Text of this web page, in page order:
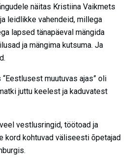
näitas Kristiina Vaikmets
leidlikke vahendeid, millega
lapsed tänapäeval mängida
ja mängima kutsuma. Ja
muutuvas ajas” oli
juttu keelest ja kaduvatest
vestlusringid, töötoad ja
kord kohtuvad väliseesti õpetajad